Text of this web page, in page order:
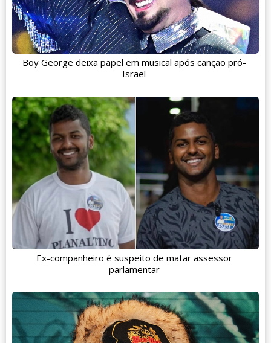
Boy George deixa papel em musical após canção pró-
Israel
Ex-companheiro é suspeito de matar assessor
parlamentar